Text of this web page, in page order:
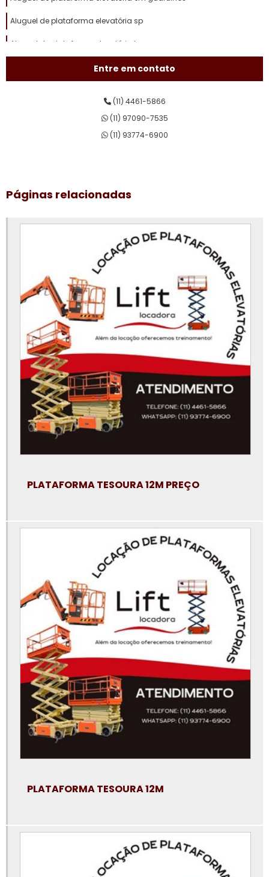
Aluguel de plataforma elevatória sp
Aluguel de plataforma elevatória tesoura
Aluguel de plataforma pantográfica
Aluguel plataforma tesoura
Assistência técnica de plataforma elevatória
Curso de plataforma elevatória valor
Empresa de aluguel de plataforma elevatória
Empresa de plataforma elevatória
Locação de plataforma aérea
Locação de plataforma de elevação
Locação de plataforma elevatória
Locação de plataforma elevatória articulada
Locação de plataforma elevatória em campinas
Locação de plataforma elevatória em jundiaí
Locação de plataforma elevatória em santo andré
Locação de plataforma elevatória em são bernardo do campo
Locação de plataforma elevatória em sp
Locação de plataforma elevatória preço
Locação de plataforma elevatória são paulo
Locação de plataforma elevatória sorocaba
Locação de plataforma elevatória tipo tesoura
Locação de plataforma elevatória valor
Locação de pta
Locação plataforma articulada
Locação plataforma articulada preço
Locação plataforma elevatória tesoura
Onde alugar aluguel de plataforma articulada
Peças para plataforma elevatória
Entre em contato
(11) 4461-5866
(11) 97090-7535
(11) 93774-6900
Páginas relacionadas
PLATAFORMA TESOURA 12M PREÇO
PLATAFORMA TESOURA 12M